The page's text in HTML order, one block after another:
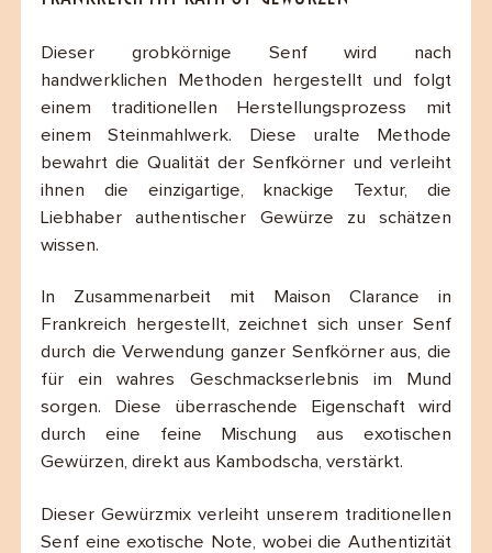
Dieser grobkörnige Senf wird nach
handwerklichen Methoden hergestellt und folgt
einem traditionellen Herstellungsprozess mit
einem Steinmahlwerk. Diese uralte Methode
bewahrt die Qualität der Senfkörner und verleiht
ihnen die einzigartige, knackige Textur, die
Liebhaber authentischer Gewürze zu schätzen
wissen.
In Zusammenarbeit mit Maison Clarance in
Frankreich hergestellt, zeichnet sich unser Senf
durch die Verwendung ganzer Senfkörner aus, die
für ein wahres Geschmackserlebnis im Mund
sorgen. Diese überraschende Eigenschaft wird
durch eine feine Mischung aus exotischen
Gewürzen, direkt aus Kambodscha, verstärkt.
Dieser Gewürzmix verleiht unserem traditionellen
Senf eine exotische Note, wobei die Authentizität